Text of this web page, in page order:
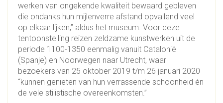
werken van ongekende kwaliteit bewaard gebleven
die ondanks hun mijlenverre afstand opvallend veel
op elkaar lijken,” aldus het museum. Voor deze
tentoonstelling reizen zeldzame kunstwerken uit de
periode 1100-1350 eenmalig vanuit Catalonië
(Spanje) en Noorwegen naar Utrecht, waar
bezoekers van 25 oktober 2019 t/m 26 januari 2020
“kunnen genieten van hun verrassende schoonheid én
de vele stilistische overeenkomsten.”